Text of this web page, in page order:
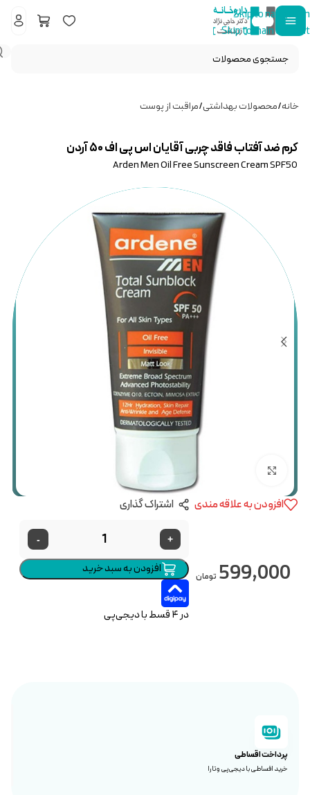
Skip to navigation
Skip to main content
خانه/محصولات بهداشتی/مراقبت از پوست
کرم ضد آفتاب فاقد چربی آقایان اس پی اف ۵۰ آردن
Arden Men Oil Free Sunscreen Cream SPF50
افزودن به علاقه مندی اشتراک گذاری
599,000 تومان
- +
افزودن به سبد خرید
در ۴ قسط با دیجی‌پی
پرداخت اقساطی
خرید اقساطی با دیجی‌پی و تارا